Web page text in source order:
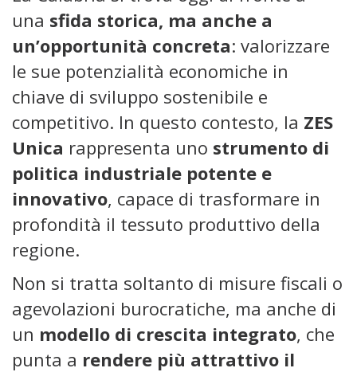
una sfida storica, ma anche a
un’opportunità concreta: valorizzare
le sue potenzialità economiche in
chiave di sviluppo sostenibile e
competitivo. In questo contesto, la ZES
Unica rappresenta uno strumento di
politica industriale potente e
innovativo, capace di trasformare in
profondità il tessuto produttivo della
regione.
Non si tratta soltanto di misure fiscali o
agevolazioni burocratiche, ma anche di
un modello di crescita integrato, che
punta a rendere più attrattivo il